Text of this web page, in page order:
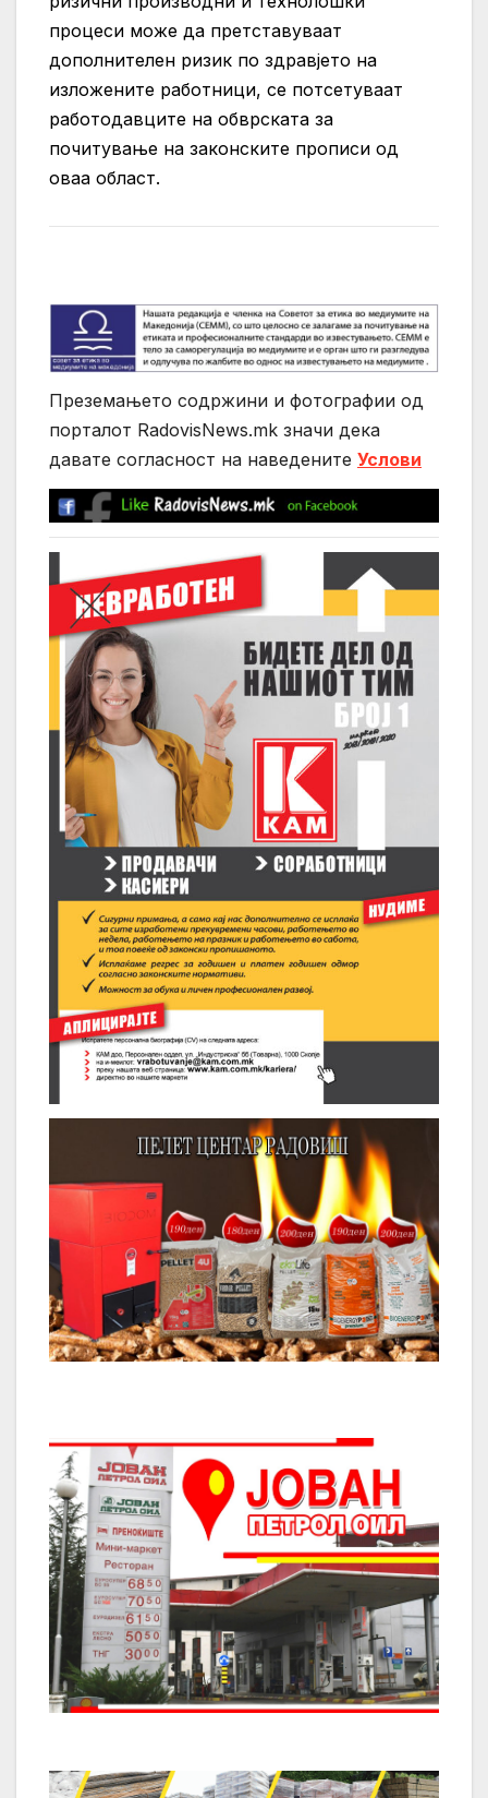
процеси може да претставуваат
дополнителен ризик по здравјето на
изложените работници, се потсетуваат
работодавците на обврската за
почитување на законските прописи од
оваа област.
Преземањето содржини и фотографии од
порталот RadovisNews.mk значи дека
давате согласност на нaведените Услови